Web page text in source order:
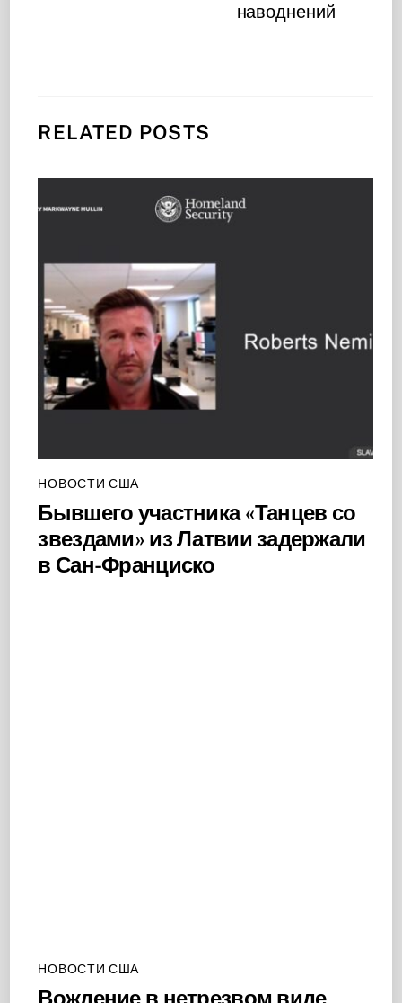
наводнений
RELATED POSTS
НОВОСТИ США
Бывшего участника «Танцев со
звездами» из Латвии задержали
в Сан-Франциско
НОВОСТИ США
Вождение в нетрезвом виде